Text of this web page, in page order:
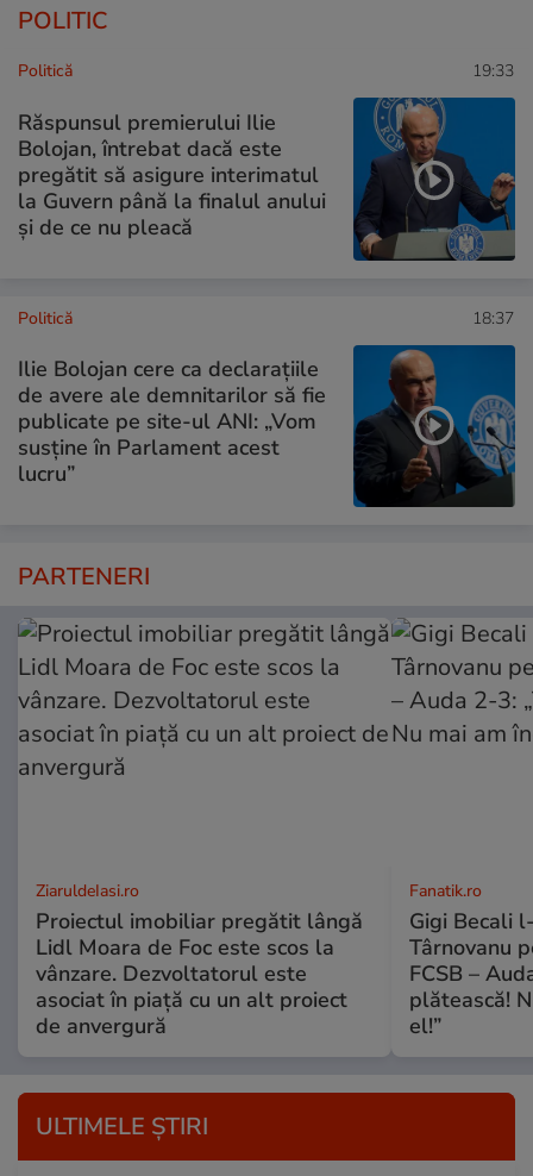
POLITIC
Politică 19:33
Răspunsul premierului Ilie
Bolojan, întrebat dacă este
pregătit să asigure interimatul
la Guvern până la finalul anului
și de ce nu pleacă
Politică 18:37
Ilie Bolojan cere ca declarațiile
de avere ale demnitarilor să fie
publicate pe site-ul ANI: „Vom
susține în Parlament acest
lucru”
PARTENERI
ZiaruldeIasi.ro
Proiectul imobiliar pregătit lângă
Lidl Moara de Foc este scos la
vânzare. Dezvoltatorul este
asociat în piață cu un alt proiect
de anvergură
Fanatik.ro
Gigi Becali
Târnovanu
FCSB –
plătească!
el!”
ULTIMELE ȘTIRI